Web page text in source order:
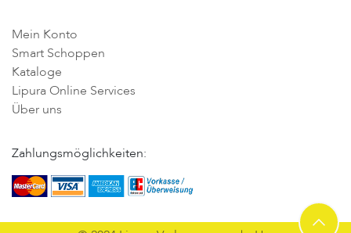
Mein Konto
Smart Schoppen
Kataloge
Lipura Online Services
Über uns
Zahlungsmöglichkeiten: